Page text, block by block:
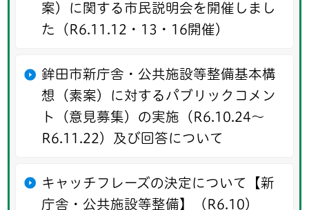
案）に関する市民説明会を開催しまし
た（R6.11.12・13・16開催）
鉾田市新庁舎・公共施設等整備基本構
想（素案）に対するパブリックコメン
ト（意見募集）の実施（R6.10.24～
R6.11.22）及び回答について
キャッチフレーズの決定について【新
庁舎・公共施設等整備】（R6.10）